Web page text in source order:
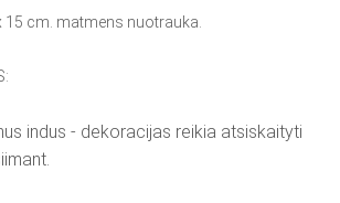
15 cm. matmens nuotrauka.
indus - dekoracijas reikia atsiskaityti